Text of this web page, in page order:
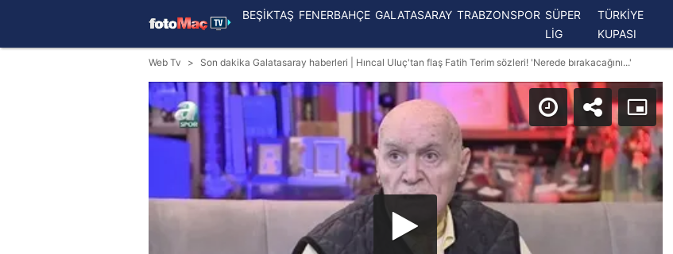
BEŞİKTAŞ FENERBAHÇE GALATASARAY TRABZONSPOR SÜPER
LİG
TÜRKİYE
KUPASI
Web Tv Son dakika Galatasaray haberleri | Hıncal Uluç'tan flaş Fatih Terim sözleri! 'Nerede bırakacağını...'